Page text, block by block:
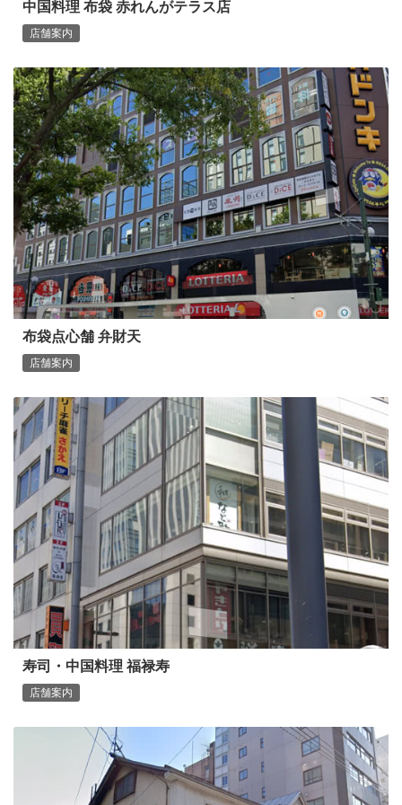
中国料理 布袋 赤れんがテラス店
店舗案内
布袋点心舗 弁財天
店舗案内
寿司・中国料理 福禄寿
店舗案内